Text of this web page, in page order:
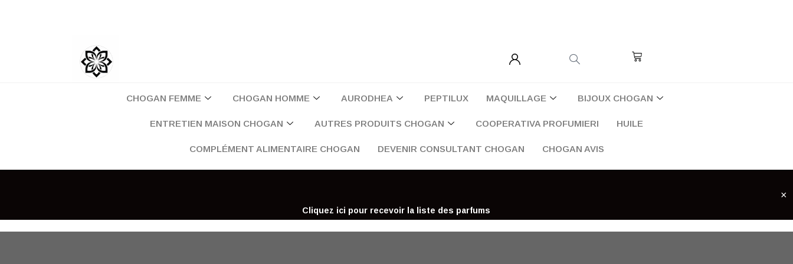
Cart
CHOGAN FEMME CHOGAN HOMME AURODHEA PEPTILUX MAQUILLAGE BIJOUX CHOGAN
ENTRETIEN MAISON CHOGAN AUTRES PRODUITS CHOGAN COOPERATIVA PROFUMIERI HUILE
COMPLÉMENT ALIMENTAIRE CHOGAN DEVENIR CONSULTANT CHOGAN CHOGAN AVIS
Cliquez ici pour recevoir la liste des parfums
×